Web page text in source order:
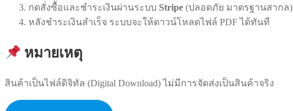
กดสั่งซื้อและชำระเงินผ่านระบบ Stripe (ปลอดภัย มาตรฐานสากล)
หลังชำระเงินสำเร็จ ระบบจะให้ดาวน์โหลดไฟล์ PDF ได้ทันที
หมายเหตุ
สินค้าเป็นไฟล์ดิจิทัล (Digital Download) ไม่มีการจัดส่งเป็นสินค้าจริง